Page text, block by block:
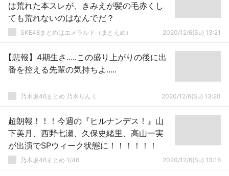
は荒れた本スレが、きみえが髪の毛赤くし
ても荒れないのはなんでだ？
SKE48まとめはエメラルド（まとえめ） 2020/12/6(Su) 13:21
【悲報】4期生さ.....この盛り上がりの後に出
番を控える先輩の気持ちよ.....
乃木坂46まとめ 乃木りんく 2020/12/6(Su) 13:20
超朗報！！！今週の『ヒルナンデス！』山
下美月、西野七瀬、久保史緒里、高山一実
が出演でSPウィーク状態に！！！！！！
乃木坂46まとめ 1/46 2020/12/6(Su) 13:18